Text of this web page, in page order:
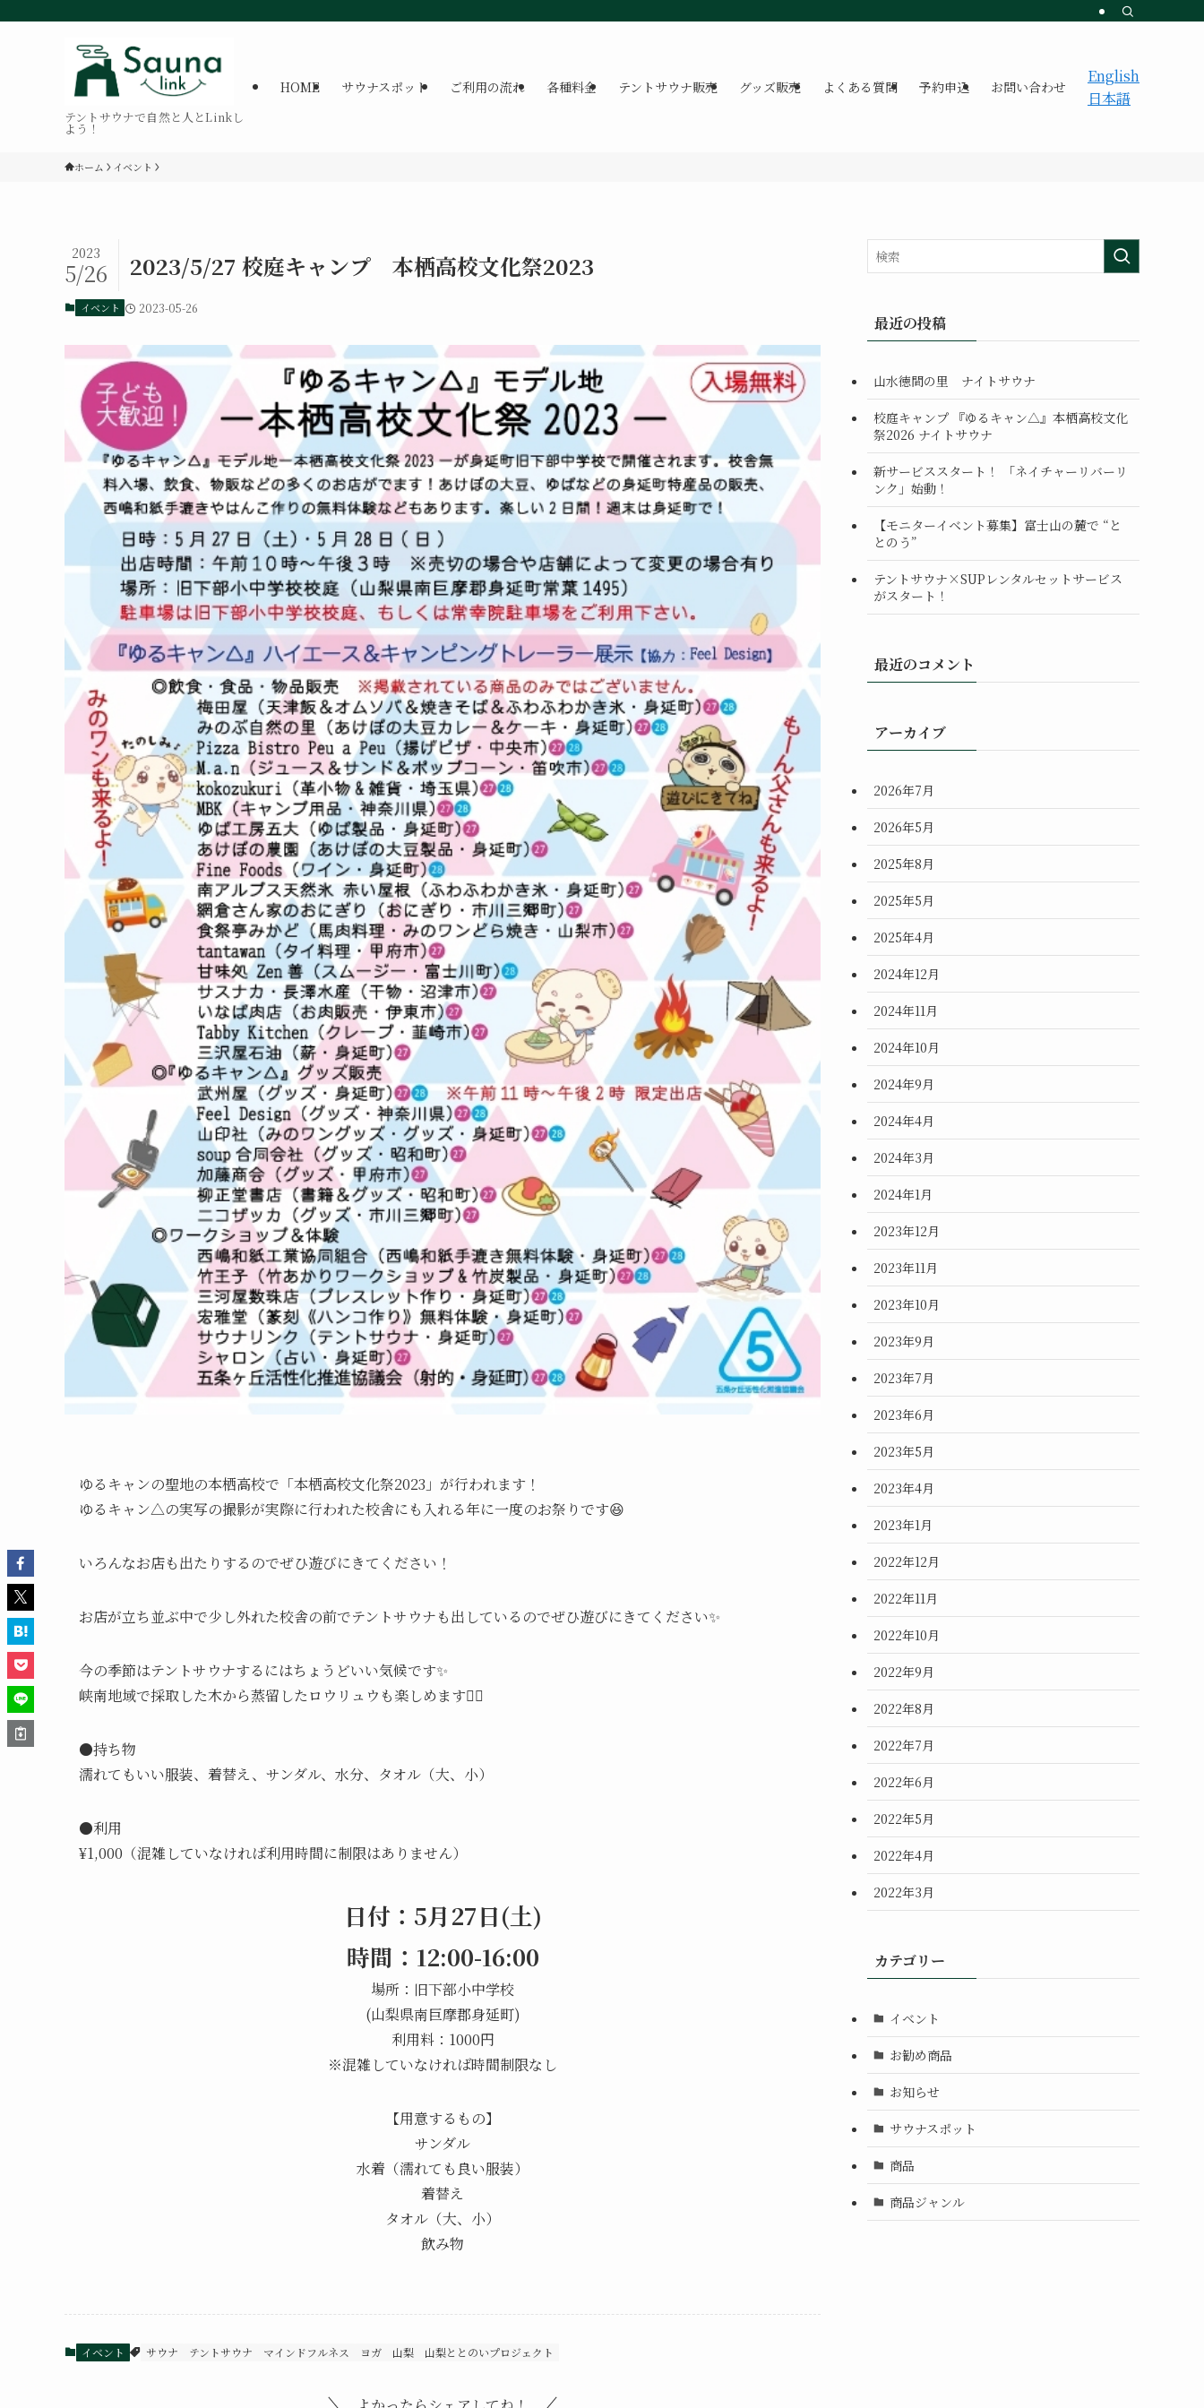
テントサウナで自然と人とLinkし
よう！
HOME サウナスポット ご利用の流れ 各種料金 テントサウナ販売 グッズ販売 よくある質問 予約申込 お問い合わせ
English
日本語
ホーム イベント
2023/5/27 校庭キャンプ 本栖高校文化祭2023
2023
5/26
イベント 2023-05-26
ゆるキャンの聖地の本栖高校で「本栖高校文化祭2023」が行われます！
ゆるキャン△の実写の撮影が実際に行われた校舎にも入れる年に一度のお祭りです😆
いろんなお店も出たりするのでぜひ遊びにきてください！
お店が立ち並ぶ中で少し外れた校舎の前でテントサウナも出しているのでぜひ遊びにきてください✨
今の季節はテントサウナするにはちょうどいい気候です✨
峡南地域で採取した木から蒸留したロウリュウも楽しめます🧖‍♂️
●持ち物
濡れてもいい服装、着替え、サンダル、水分、タオル（大、小）
●利用
¥1,000（混雑していなければ利用時間に制限はありません）
日付：5月27日(土)
時間：12:00-16:00
場所：旧下部小中学校
(山梨県南巨摩郡身延町)
利用料：1000円
※混雑していなければ時間制限なし
【用意するもの】
サンダル
水着（濡れても良い服装）
着替え
タオル（大、小）
飲み物
イベント サウナ テントサウナ マインドフルネス ヨガ 山梨 山梨ととのいプロジェクト
最近の投稿
山水徳間の里 ナイトサウナ
校庭キャンプ 『ゆるキャン△』本栖高校文化
祭2026 ナイトサウナ
新サービススタート！ 「ネイチャーリバーリ
ンク」始動！
【モニターイベント募集】富士山の麓で “と
とのう”
テントサウナ×SUPレンタルセットサービス
がスタート！
最近のコメント
アーカイブ
2026年7月
2026年5月
2025年8月
2025年5月
2025年4月
2024年12月
2024年11月
2024年10月
2024年9月
2024年4月
2024年3月
2024年1月
2023年12月
2023年11月
2023年10月
2023年9月
2023年7月
2023年6月
2023年5月
2023年4月
2023年1月
2022年12月
2022年11月
2022年10月
2022年9月
2022年8月
2022年7月
2022年6月
2022年5月
2022年4月
2022年3月
カテゴリー
イベント
お勧め商品
お知らせ
サウナスポット
商品
商品ジャンル